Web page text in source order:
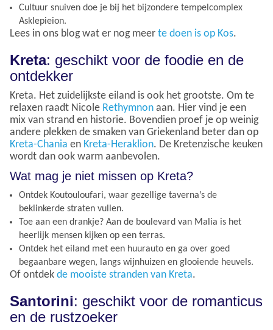
Cultuur snuiven doe je bij het bijzondere tempelcomplex
Asklepieion.
Lees in ons blog wat er nog meer te doen is op Kos.
Kreta: geschikt voor de foodie en de
ontdekker
Kreta. Het zuidelijkste eiland is ook het grootste. Om te
relaxen raadt Nicole Rethymnon aan. Hier vind je een
mix van strand en historie. Bovendien proef je op weinig
andere plekken de smaken van Griekenland beter dan op
Kreta-Chania en Kreta-Heraklion. De Kretenzische keuken
wordt dan ook warm aanbevolen.
Wat mag je niet missen op Kreta?
Ontdek Koutouloufari, waar gezellige taverna’s de
beklinkerde straten vullen.
Toe aan een drankje? Aan de boulevard van Malia is het
heerlijk mensen kijken op een terras.
Ontdek het eiland met een huurauto en ga over goed
begaanbare wegen, langs wijnhuizen en glooiende heuvels.
Of ontdek de mooiste stranden van Kreta.
Santorini: geschikt voor de romanticus
en de rustzoeker